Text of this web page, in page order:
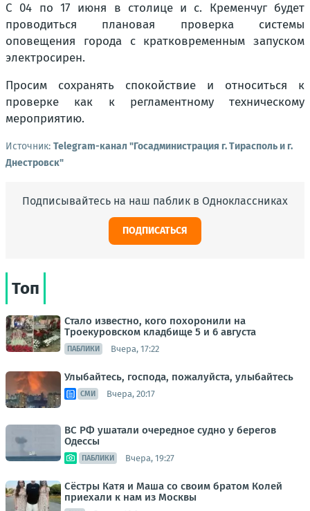
С 04 по 17 июня в столице и с. Кременчуг будет
проводиться плановая проверка системы
оповещения города с кратковременным запуском
электросирен.
Просим сохранять спокойствие и относиться к
проверке как к регламентному техническому
мероприятию.
Источник: Telegram-канал "Госадминистрация г. Тирасполь и г.
Днестровск"
Подписывайтесь на наш паблик в Одноклассниках
ПОДПИСАТЬСЯ
Топ
Стало известно, кого похоронили на
Троекуровском кладбище 5 и 6 августа
ПАБЛИКИ Вчера, 17:22
Улыбайтесь, господа, пожалуйста, улыбайтесь
СМИ Вчера, 20:17
ВС РФ ушатали очередное судно у берегов
Одессы
ПАБЛИКИ Вчера, 19:27
Сёстры Катя и Маша со своим братом Колей
приехали к нам из Москвы